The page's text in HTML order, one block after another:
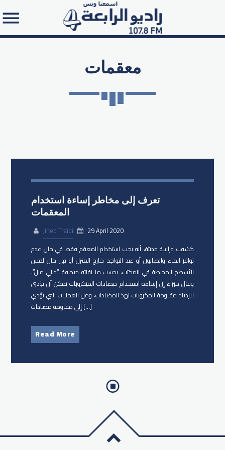
معقمات
تعرف إلى مخاطر إساءة استخدام
المعقمات
Jihed Traidi
29 April 2020
كشفت دراسة حديثة، أنه يجب استخدام المعقم فقط في حال عدم
توافر الماء والصابون أو عند التواجد خارج المنزل أو في حال لمس
الأسطح المحيطة في المكتب، بحسب ما نقلته صحيفة “ديلي ميل”.
وقال خبراء إن إساءة استخدام مضادات الميكروبات يمكن أن تؤدي
لازدياد مقاومة المكروبات لهذ المضادات، ومن العمليات التي تؤدي
إلى مقاومة مضادات […]
Read More